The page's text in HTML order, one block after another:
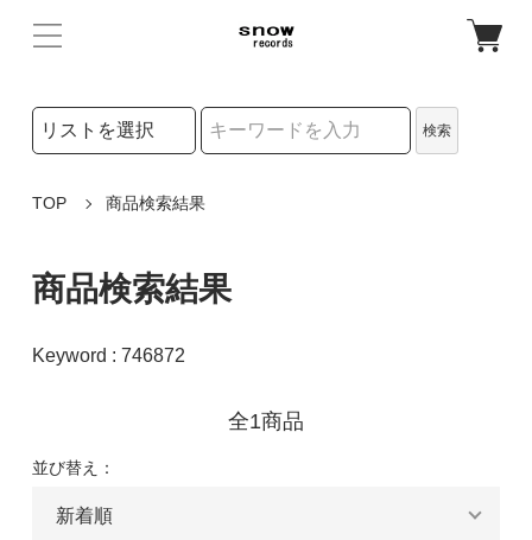
検索リストの選択
検索
TOP 商品検索結果
商品検索結果
Keyword : 746872
全1商品
並び替え：